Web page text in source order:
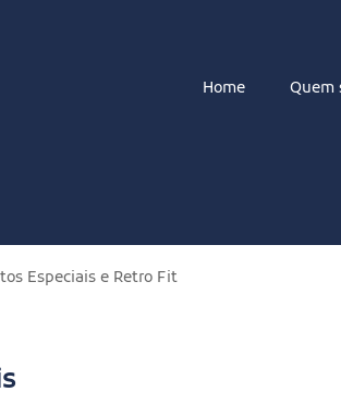
Home Quem
Especiais e Retro Fit